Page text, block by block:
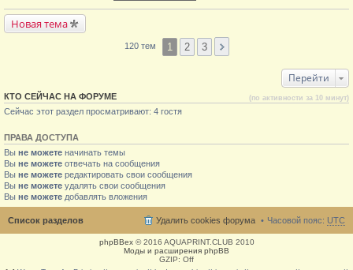
Новая тема
120 тем 1 2 3
Перейти
КТО СЕЙЧАС НА ФОРУМЕ (по активности за 10 минут)
Сейчас этот раздел просматривают: 4 гостя
ПРАВА ДОСТУПА
Вы не можете начинать темы
Вы не можете отвечать на сообщения
Вы не можете редактировать свои сообщения
Вы не можете удалять свои сообщения
Вы не можете добавлять вложения
Список разделов Часовой пояс: UTC
Удалить cookies форума
phpBBex© 2016 AQUAPRINT.CLUB 2010
Моды и расширения phpBB
GZIP: Off